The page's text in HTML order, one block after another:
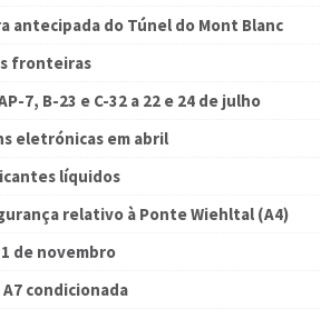
antecipada do Túnel do Mont Blanc
fronteiras
7, B-23 e C-32 a 22 e 24 de julho
eletrónicas em abril
líquidos
relativo à Ponte Wiehltal (A4)
de novembro
condicionada